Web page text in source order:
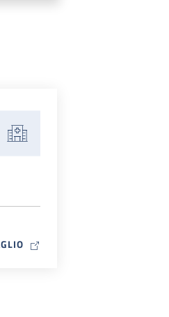
MAP ICON